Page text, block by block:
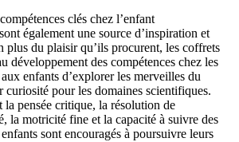
clés chez l’enfant
également une source d’inspiration et
plus du plaisir qu’ils procurent, les coffrets
développement des compétences chez les
enfants d’explorer les merveilles du
curiosité pour les domaines scientifiques.
pensée critique, la résolution de
la motricité fine et la capacité à suivre des
sont encouragés à poursuivre leurs